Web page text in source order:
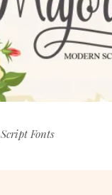
Script Fonts